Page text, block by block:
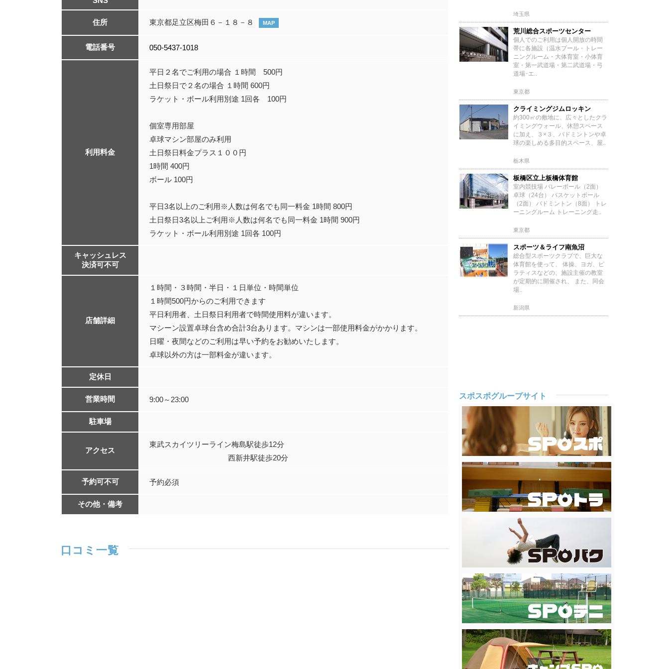
住所 東京都足立区梅田６－１８－８ MAP
電話番号 050-5437-1018
利用料金
平日２名でご利用の場合 １時間 500円
土日祭日で２名の場合 １時間 600円
ラケット・ボール利用別途 1回各 100円
個室専用部屋
卓球マシン部屋のみ利用
土日祭日料金プラス１００円
1時間 400円
ボール 100円
平日3名以上のご利用※人数は何名でも同一料金 1時間 800円
土日祭日3名以上ご利用※人数は何名でも同一料金 1時間 900円
ラケット・ボール利用別途 1回各 100円
キャッシュレス
決済可不可
店舗詳細
１時間・３時間・半日・１日単位・時間単位
１時間500円からのご利用できます
平日利用者、土日祭日利用者で時間使用料が違います。
マシーン設置卓球台含め合計3台あります。マシンは一部使用料金がかかります。
日曜・夜間などのご利用は早い予約をお勧めいたします。
卓球以外の方は一部料金が違います。
定休日
営業時間 9:00～23:00
駐車場
アクセス
東武スカイツリーライン梅島駅徒歩12分
西新井駅徒歩20分
予約可不可 予約必須
その他・備考
口コミ一覧
埼玉県
荒川総合スポーツセンター
個人でのご利用は個人開放の時間
帯に各施設（温水プール・トレー
ニングルーム・大体育室・小体育
室・第一武道場・第二武道場・弓
道場･エ..
東京都
クライミングジムロッキン
約300㎡の敷地に、広々としたクラ
イミングウォール、休憩スペース
に加え、３×３、バドミントンや卓
球の楽しめる多目的スペース、屋..
栃木県
板橋区立上板橋体育館
室内競技場 バレーボール（2面）
卓球（24台） バスケットボール
（2面） バドミントン（8面） トレ
ーニングルーム トレーニング走..
東京都
スポーツ＆ライフ南魚沼
総合型スポーツクラブで、巨大な
体育館を使って、 体操、ヨガ、ピ
ラティスなどの、施設主催の教室
が定期的に開催され、 また、同会
場..
新潟県
スポスポグループサイト